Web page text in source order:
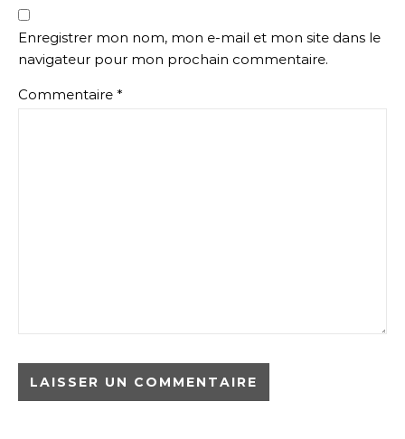
Enregistrer mon nom, mon e-mail et mon site dans le
navigateur pour mon prochain commentaire.
Commentaire *